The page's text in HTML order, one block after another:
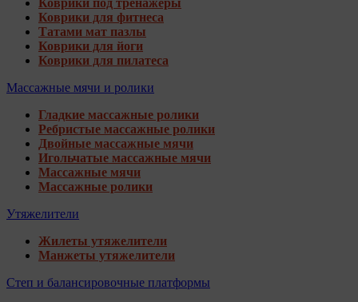
Коврики под тренажеры
Коврики для фитнеса
Татами мат пазлы
Коврики для йоги
Коврики для пилатеса
Массажные мячи и ролики
Гладкие массажные ролики
Ребристые массажные ролики
Двойные массажные мячи
Игольчатые массажные мячи
Массажные мячи
Массажные ролики
Утяжелители
Жилеты утяжелители
Манжеты утяжелители
Степ и балансировочные платформы